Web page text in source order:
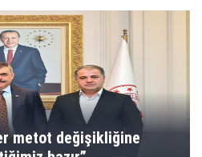
metot değişikliğine